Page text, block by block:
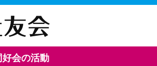
好会の活動